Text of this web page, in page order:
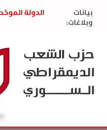
بيانات
وبلاغات:
الدولة
العام
الديمقراطي
بلاغ صادر عن
2026
الحرب
في إيران ..
السوري